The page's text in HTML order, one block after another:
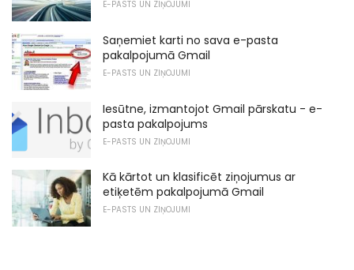
E-PASTS UN ZIŅOJUMI
Saņemiet karti no sava e-pasta
pakalpojumā Gmail
E-PASTS UN ZIŅOJUMI
Iesūtne, izmantojot Gmail pārskatu - e-
pasta pakalpojums
E-PASTS UN ZIŅOJUMI
Kā kārtot un klasificēt ziņojumus ar
etiķetēm pakalpojumā Gmail
E-PASTS UN ZIŅOJUMI